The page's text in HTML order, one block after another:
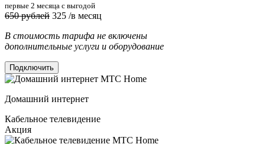
первые 2 месяца с выгодой
650 рублей 325 /в месяц
В стоимость тарифа не включены
дополнительные услуги и оборудование
Подключить
Домашний интернет
Кабельное телевидение
Акция